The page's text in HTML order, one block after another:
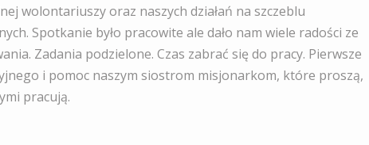
wolontariuszy oraz naszych działań na szczeblu
Spotkanie było pracowite ale dało nam wiele radości ze
Zadania podzielone. Czas zabrać się do pracy. Pierwsze
i pomoc naszym siostrom misjonarkom, które proszą,
pracują.